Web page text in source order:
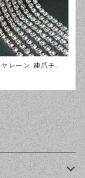
レーン 連爪チェ
1メートル ライ
ガラスストーン デ
アクセサリーパ
メイド資材 【en工